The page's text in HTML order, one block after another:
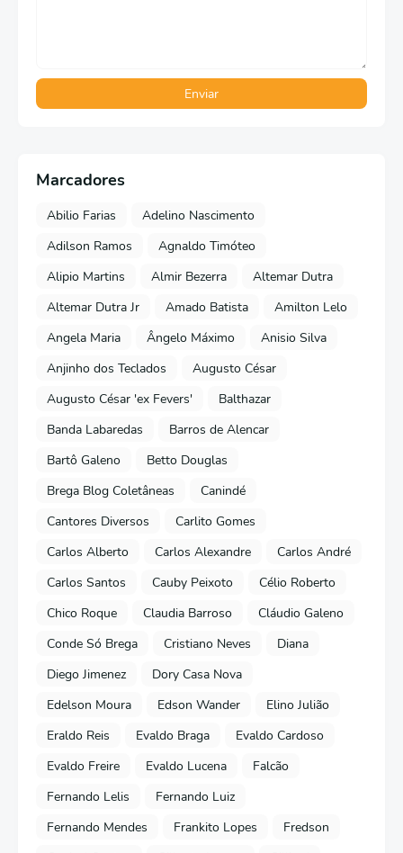
Marcadores
Abilio Farias
Adelino Nascimento
Adilson Ramos
Agnaldo Timóteo
Alipio Martins
Almir Bezerra
Altemar Dutra
Altemar Dutra Jr
Amado Batista
Amilton Lelo
Angela Maria
Ângelo Máximo
Anisio Silva
Anjinho dos Teclados
Augusto César
Augusto César 'ex Fevers'
Balthazar
Banda Labaredas
Barros de Alencar
Bartô Galeno
Betto Douglas
Brega Blog Coletâneas
Canindé
Cantores Diversos
Carlito Gomes
Carlos Alberto
Carlos Alexandre
Carlos André
Carlos Santos
Cauby Peixoto
Célio Roberto
Chico Roque
Claudia Barroso
Cláudio Galeno
Conde Só Brega
Cristiano Neves
Diana
Diego Jimenez
Dory Casa Nova
Edelson Moura
Edson Wander
Elino Julião
Eraldo Reis
Evaldo Braga
Evaldo Cardoso
Evaldo Freire
Evaldo Lucena
Falcão
Fernando Lelis
Fernando Luiz
Fernando Mendes
Frankito Lopes
Fredson